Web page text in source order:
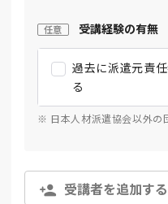
任意 受講経験の有無
過去に派遣元責
る
※ 日本人材派遣協会以外の
受講者を追加する